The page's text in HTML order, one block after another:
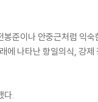
준이나 안중근처럼 익
에 나타난 항일의식, 강제
다.